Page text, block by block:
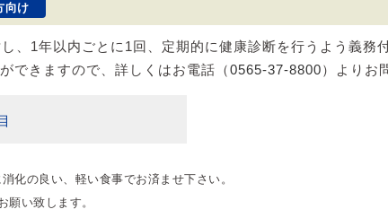
向け
、1年以内ごとに1回、定期的に健康診断を行うよう義務
できますので、詳しくはお電話（0565-37-8800）よりお
化の良い、軽い食事でお済ませ下さい。
願い致します。